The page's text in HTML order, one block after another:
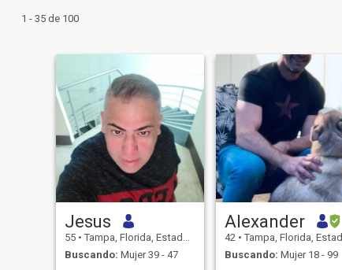
1 - 35 de 100
Jesus
55 • Tampa, Florida, Estados Unidos
Buscando: Mujer 39 - 47
Alexander
42 • Tampa, Florida, Estados Unidos
Buscando: Mujer 18 - 99